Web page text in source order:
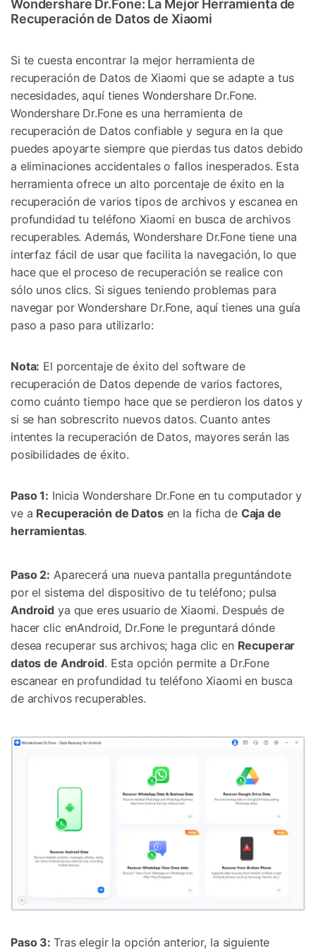
Wondershare Dr.Fone: La Mejor Herramienta de
Recuperación de Datos de Xiaomi
Si te cuesta encontrar la mejor herramienta de
recuperación de Datos de Xiaomi que se adapte a tus
necesidades, aquí tienes Wondershare Dr.Fone.
Wondershare Dr.Fone es una herramienta de
recuperación de Datos confiable y segura en la que
puedes apoyarte siempre que pierdas tus datos debido
a eliminaciones accidentales o fallos inesperados. Esta
herramienta ofrece un alto porcentaje de éxito en la
recuperación de varios tipos de archivos y escanea en
profundidad tu teléfono Xiaomi en busca de archivos
recuperables. Además, Wondershare Dr.Fone tiene una
interfaz fácil de usar que facilita la navegación, lo que
hace que el proceso de recuperación se realice con
sólo unos clics. Si sigues teniendo problemas para
navegar por Wondershare Dr.Fone, aquí tienes una guía
paso a paso para utilizarlo:
Nota: El porcentaje de éxito del software de
recuperación de Datos depende de varios factores,
como cuánto tiempo hace que se perdieron los datos y
si se han sobrescrito nuevos datos. Cuanto antes
intentes la recuperación de Datos, mayores serán las
posibilidades de éxito.
Paso 1: Inicia Wondershare Dr.Fone en tu computador y
ve a Recuperación de Datosen la ficha de Caja de
herramientas.
Paso 2: Aparecerá una nueva pantalla preguntándote
por el sistema del dispositivo de tu teléfono; pulsa
Android ya que eres usuario de Xiaomi. Después de
hacer clic enAndroid, Dr.Fone le preguntará dónde
desea recuperar sus archivos; haga clic en Recuperar
datos de Android. Esta opción permite a Dr.Fone
escanear en profundidad tu teléfono Xiaomi en busca
de archivos recuperables.
Paso 3: Tras elegir la opción anterior, la siguiente